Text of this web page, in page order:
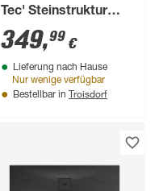
Tec' Steinstruktur
anthrazit 70 x 150
cm
349,99 €
Lieferung nach Hause
Nur wenige verfügbar
Bestellbar in Troisdorf